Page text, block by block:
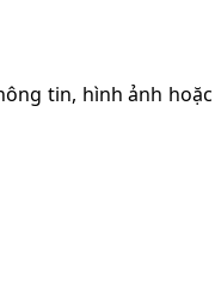
tin, hình ảnh hoặc